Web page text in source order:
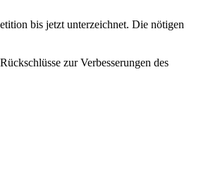
bis jetzt unterzeichnet. Die nötigen
zur Verbesserungen des